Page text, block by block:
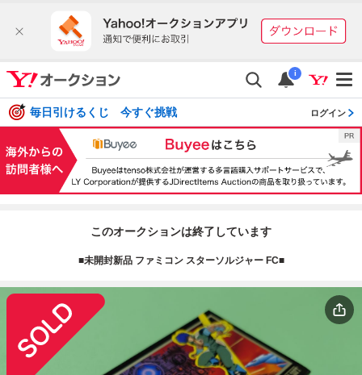
i
毎日引けるくじ 今すぐ挑戦 ログイン
このオークションは終了しています
■未開封新品 ファミコン スターソルジャー FC■